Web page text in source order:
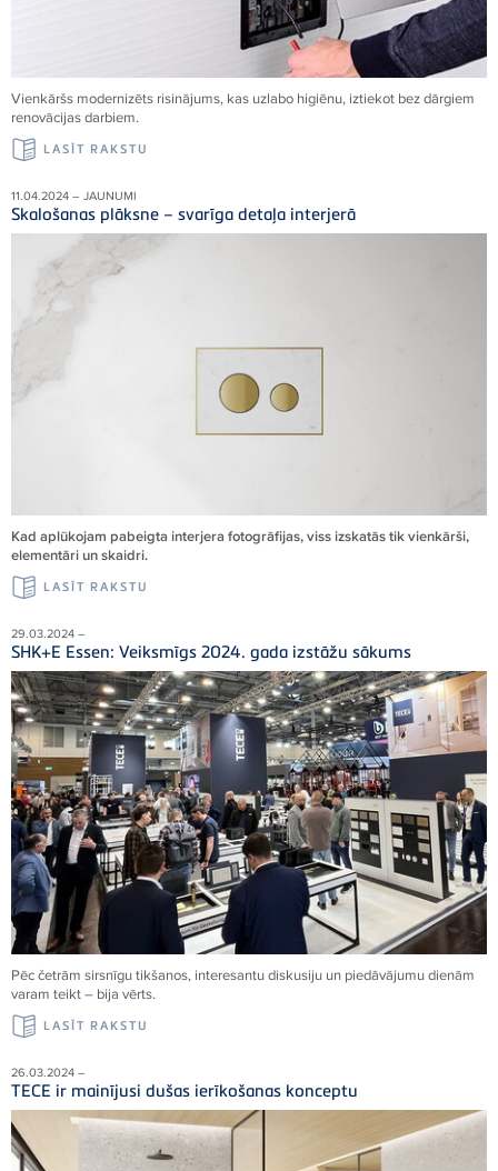
Vienkāršs modernizēts risinājums, kas uzlabo higiēnu, iztiekot bez dārgiem
renovācijas darbiem.
LASĪT RAKSTU
11.04.2024 – JAUNUMI
Skalošanas plāksne – svarīga detaļa interjerā
Kad aplūkojam pabeigta interjera fotogrāfijas, viss izskatās tik vienkārši,
elementāri un skaidri.
LASĪT RAKSTU
29.03.2024 –
SHK+E Essen: Veiksmīgs 2024. gada izstāžu sākums
Pēc četrām sirsnīgu tikšanos, interesantu diskusiju un piedāvājumu dienām
varam teikt – bija vērts.
LASĪT RAKSTU
26.03.2024 –
TECE ir mainījusi dušas ierīkošanas konceptu